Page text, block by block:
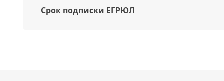
Срок подписки ЕГРЮЛ